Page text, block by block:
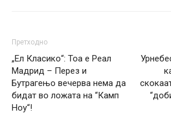
Претходно
„Ел Класико“: Тоа е Реал
Мадрид – Перез и
Бутрагењо вечерва нема да
бидат во ложата на “Камп
Ноу“!